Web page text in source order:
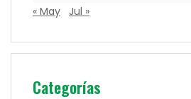
« May
Jul »
Categorías